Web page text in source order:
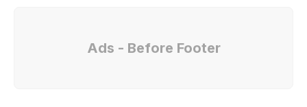
Ads - Before Footer